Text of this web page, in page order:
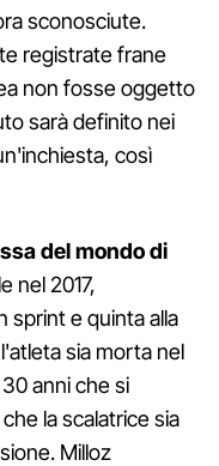
sconosciute.
registrate frane
non fosse oggetto
sarà definito nei
così
del mondo di
nel 2017,
sprint e quinta alla
sia morta nel
anni che si
la scalatrice sia
Milloz